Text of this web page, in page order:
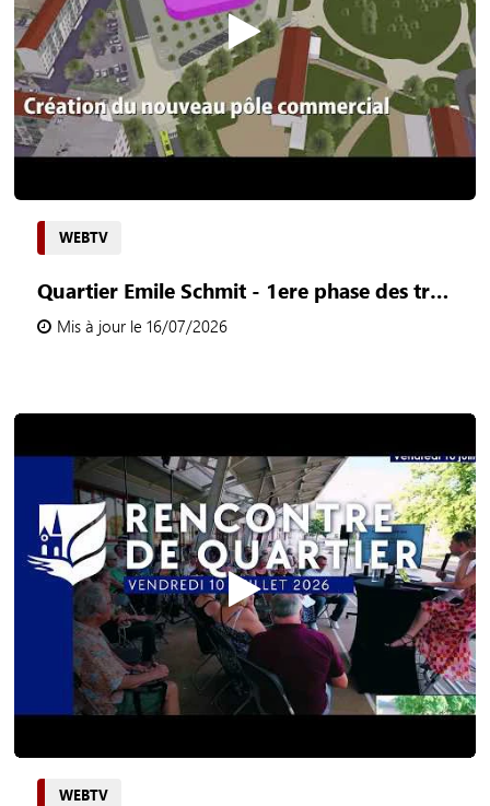
WEBTV
Quartier Emile Schmit - 1ere phase des travaux 2026 - 2028
Mis à jour le 16/07/2026
WEBTV